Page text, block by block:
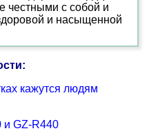
честными с собой и
и насыщенной
кажутся людям
и GZ-R440